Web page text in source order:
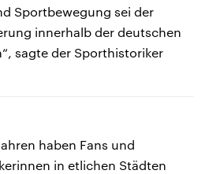
Sportbewegung sei der
innerhalb der deutschen
sagte der Sporthistoriker
haben Fans und
in etlichen Städten